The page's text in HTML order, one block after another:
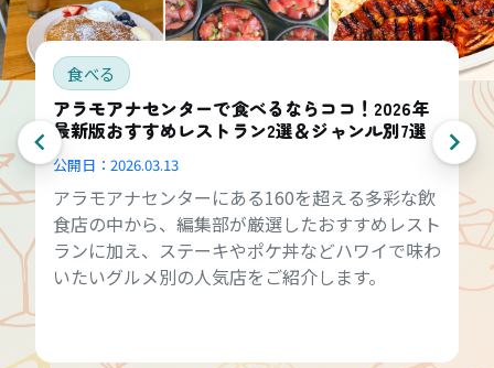
食べる
アラモアナセンターで食べるならココ！2026年
最新版おすすめレストラン2選＆ジャンル別7選
公開日： 2026.03.13
アラモアナセンターにある160を超える多彩な飲
食店の中から、編集部が厳選したおすすめレスト
ランに加え、ステーキやポケ丼などハワイで味わ
いたいグルメ別の人気店をご紹介します。